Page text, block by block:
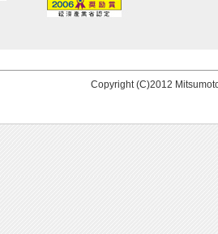
Copyright (C)2012